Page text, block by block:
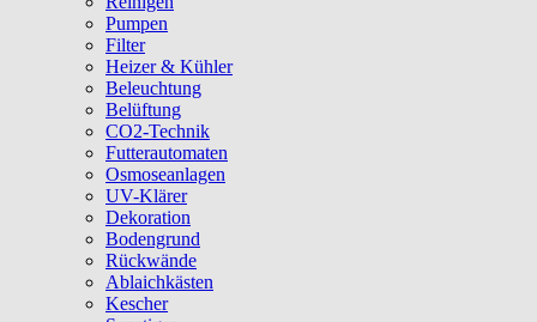
Pumpen
Filter
Heizer & Kühler
Beleuchtung
Belüftung
CO2-Technik
Futterautomaten
Osmoseanlagen
UV-Klärer
Dekoration
Bodengrund
Rückwände
Ablaichkästen
Kescher